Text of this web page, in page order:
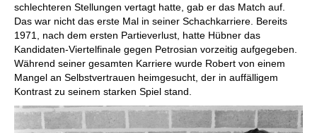
schlechteren Stellungen vertagt hatte, gab er das Match auf.
Das war nicht das erste Mal in seiner Schachkarriere. Bereits
1971, nach dem ersten Partieverlust, hatte Hübner das
Kandidaten-Viertelfinale gegen Petrosian vorzeitig aufgegeben.
Während seiner gesamten Karriere wurde Robert von einem
Mangel an Selbstvertrauen heimgesucht, der in auffälligem
Kontrast zu seinem starken Spiel stand.